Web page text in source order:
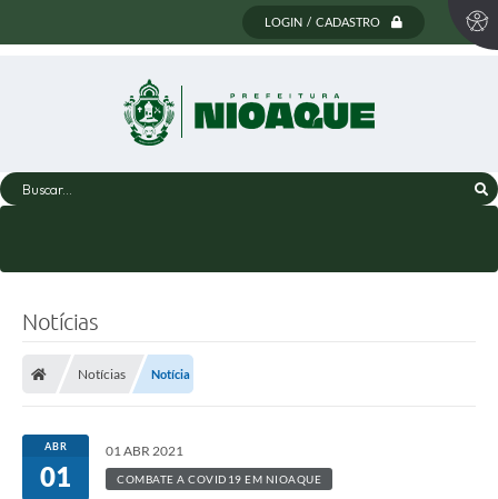
LOGIN / CADASTRO
Buscar...
Notícias
Notícias Notícia
ABR
01
01 ABR 2021
COMBATE A COVID19 EM NIOAQUE